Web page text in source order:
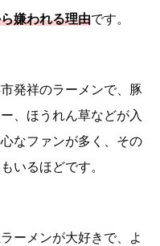
嫌われる理由です。
発祥のラーメンで、豚
、ほうれん草などが入
なファンが多く、その
いるほどです。
ーメンが大好きで、よ